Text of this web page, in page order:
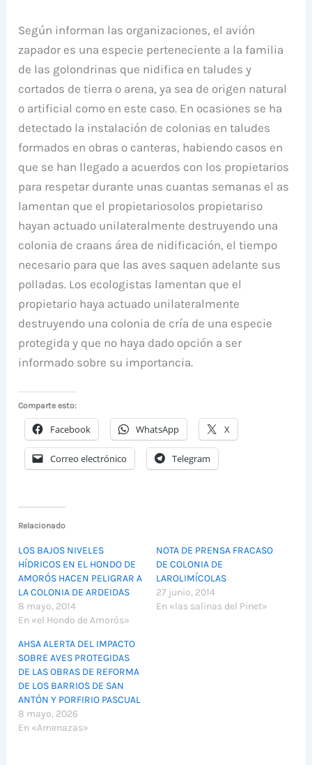
Según informan las organizaciones, el avión
zapador es una especie perteneciente a la familia
de las golondrinas que nidifica en taludes y
cortados de tierra o arena, ya sea de origen natural
o artificial como en este caso. En ocasiones se ha
detectado la instalación de colonias en taludes
formados en obras o canteras, habiendo casos en
que se han llegado a acuerdos con los propietarios
para respetar durante unas cuantas semanas el as
lamentan que el propietariosolos propietariso
hayan actuado unilateralmente destruyendo una
colonia de craans área de nidificación, el tiempo
necesario para que las aves saquen adelante sus
polladas. Los ecologistas lamentan que el
propietario haya actuado unilateralmente
destruyendo una colonia de cría de una especie
protegida y que no haya dado opción a ser
informado sobre su importancia.
Comparte esto:
Facebook WhatsApp X
Correo electrónico Telegram
Relacionado
LOS BAJOS NIVELES
HÍDRICOS EN EL HONDO DE
AMORÓS HACEN PELIGRAR A
LA COLONIA DE ARDEIDAS
8 mayo, 2014
En «el Hondo de Amorós»
NOTA DE PRENSA FRACASO
DE COLONIA DE
LAROLIMÍCOLAS
27 junio, 2014
En «las salinas del Pinet»
AHSA ALERTA DEL IMPACTO
SOBRE AVES PROTEGIDAS
DE LAS OBRAS DE REFORMA
DE LOS BARRIOS DE SAN
ANTÓN Y PORFIRIO PASCUAL
8 mayo, 2026
En «Amenazas»